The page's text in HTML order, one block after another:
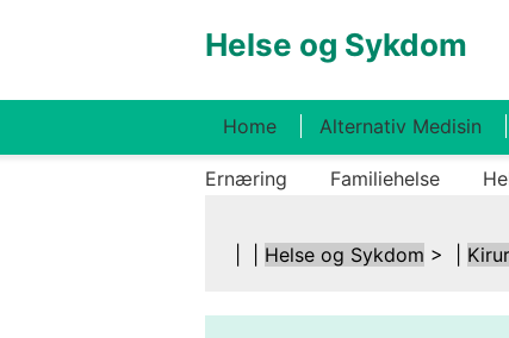
Helse og Sykdom
Home Alternativ Medisin
Ernæring Familiehelse
Helse og Sykdom > |